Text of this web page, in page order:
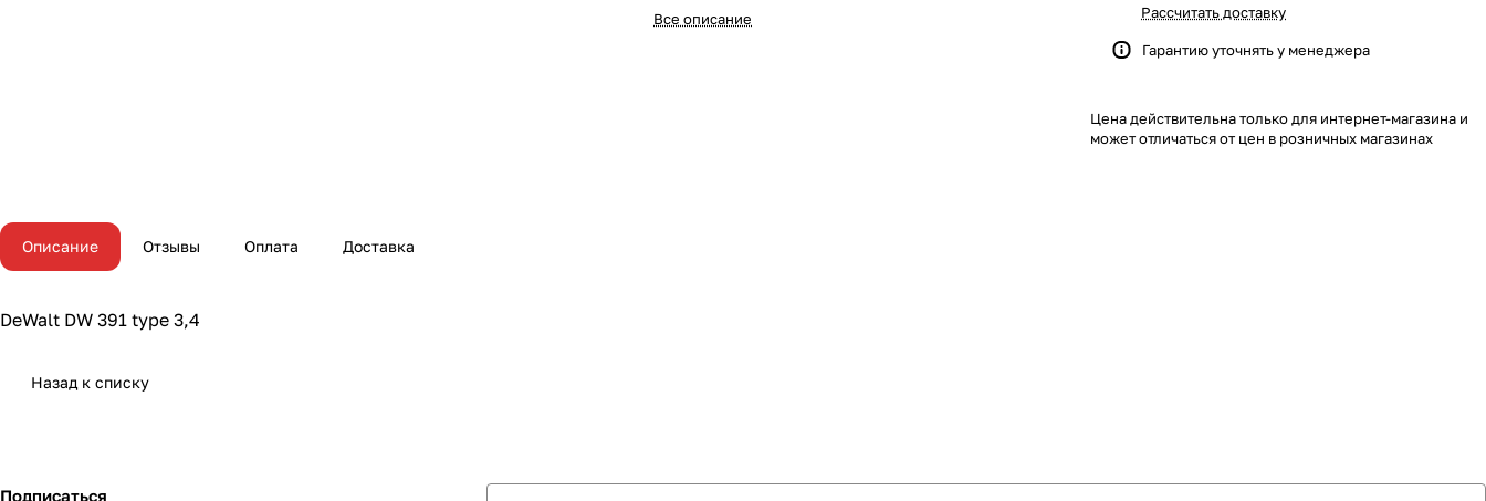
Все описание
Рассчитать доставку
Гарантию уточнять у менеджера
Цена действительна только для интернет-магазина и
может отличаться от цен в розничных магазинах
Описание Отзывы Оплата Доставка
DeWalt DW 391 type 3,4
Назад к списку
Подписаться